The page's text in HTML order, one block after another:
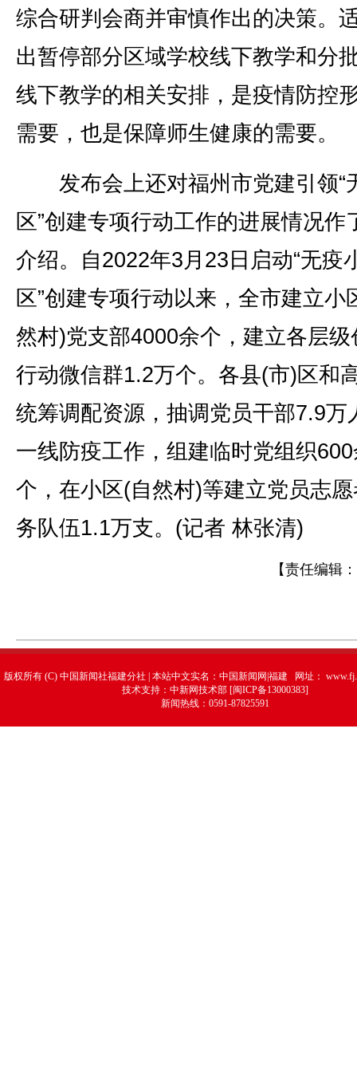
综合研判会商并审慎作出的决策。
出暂停部分区域学校线下教学和分
线下教学的相关安排，是疫情防控
需要，也是保障师生健康的需要。
发布会上还对福州市党建引领“
区”创建专项行动工作的进展情况作
介绍。自2022年3月23日启动“无疫
区”创建专项行动以来，全市建立小
然村)党支部4000余个，建立各层级
行动微信群1.2万个。各县(市)区和
统筹调配资源，抽调党员干部7.9万
一线防疫工作，组建临时党组织
个，在小区(自然村)等建立党员志
务队伍1.1万支。(记者 林张清)
【责任编辑：
版权所有 (C) 中国新闻社福建分社 | 本站中文实名：中国新闻网|福建 网址：
技术支持：中新网技术部 [闽ICP备13000383]
新闻热线：0591-87825591